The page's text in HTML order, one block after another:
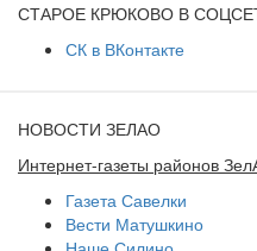
СТАРОЕ КРЮКОВО В
СК в ВКонтакте
НОВОСТИ ЗЕЛАО
Интернет-газеты районов
Газета Савелки
Вести Матушкино